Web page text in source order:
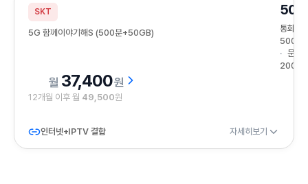
SKT
5G 함께이야기해S (500분+50GB)
통화
500분
문자
200건
37,400원
12개월 이후 월 49,500원
인터넷+IPTV 결합 자세히보기